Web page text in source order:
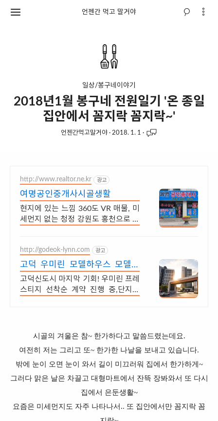
언젠간 먹고 말거야
일상/봉구네이야기
2018년1월 봉구네 전원일기 '온 종일
집안에서 꼼지락 꼼지락~'
언젠간먹고말거야· 2018. 1. 1 ·
http://www.realtor.ne.kr 광고
여명공인중개사시골생활
현지에 있는 느낌 360도 VR 매물, 미
세먼지 없는 청정 강원도 홍천으로 오
http://godeok-lynn.com 광고
고덕 우미린 모델하우스 모델하
우스 오시는길
고덕신도시 마지막 기회! 우미린 프레
스티지 선착순 계약 진행 중,단지앞
시골의 겨울은 참~ 한가하다고 말씀드렸는데요.
여전히 저는 그리고 또~ 한가한 나날을 보내고 있습니다.
밖에 눈이 오면 눈이 와서 길이 미끄러워 집에서 한가하게~
그러다 맑은 날은 차끌고 대형마트에서 잔뜩 장봐와서 또 다시
집에서 은둔생활~
요즘은 미세먼지도 자주 나타나서.. 또 집안에서만 꼼지락 꼼